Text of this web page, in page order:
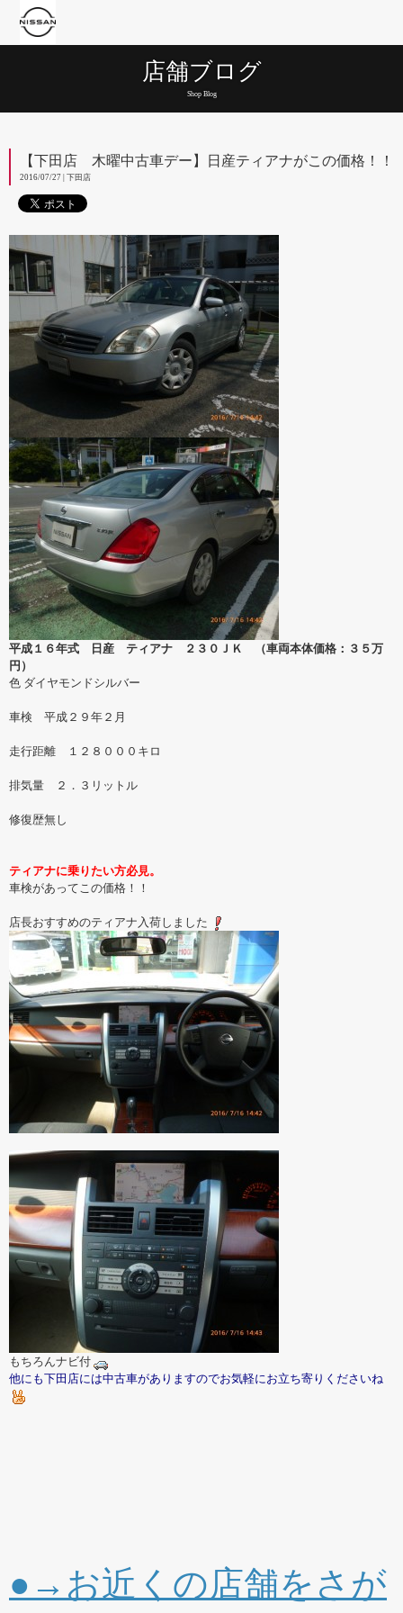
店舗ブログ
Shop Blog
【下田店 木曜中古車デー】日産ティアナがこの価格！！
2016/07/27 | 下田店
平成１６年式 日産 ティアナ ２３０ＪＫ （車両本体価格：３５万
円）
色 ダイヤモンドシルバー
車検 平成２９年２月
走行距離 １２８０００キロ
排気量 ２．３リットル
修復歴無し
ティアナに乗りたい方必見。
車検があってこの価格！！
店長おすすめのティアナ入荷しました
もちろんナビ付
他にも下田店には中古車がありますのでお気軽にお立ち寄りくださいね
●→お近くの店舗をさが